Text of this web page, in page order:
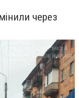
через